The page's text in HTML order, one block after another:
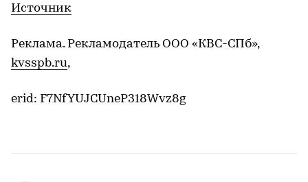
Источник
Реклама. Рекламодатель ООО «КВС-СПб»,
kvsspb.ru,
erid: F7NfYUJCUneP318Wvz8g